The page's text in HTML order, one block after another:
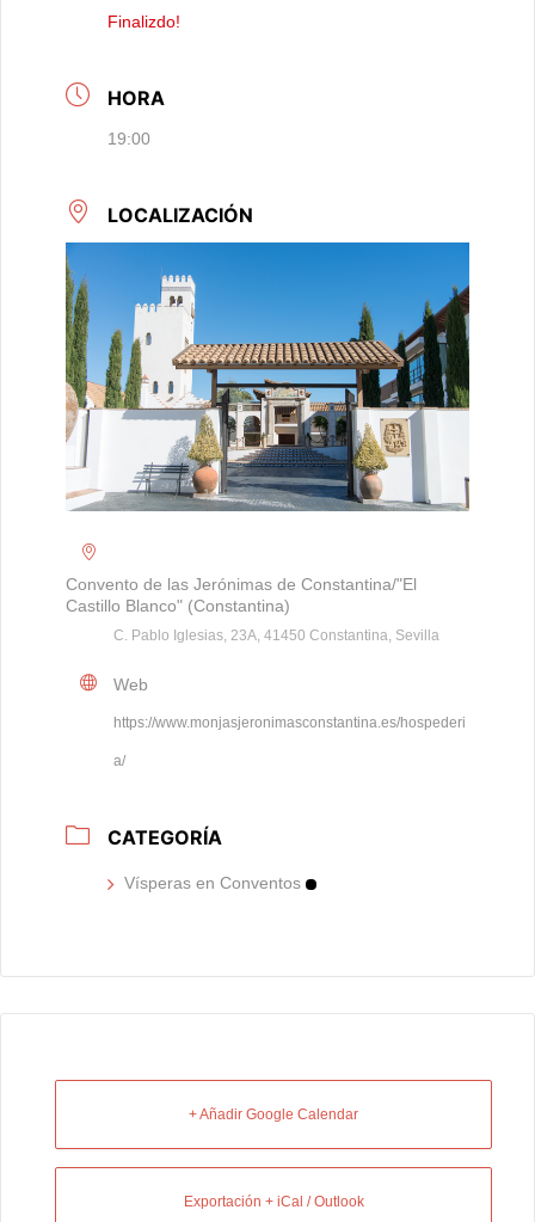
Finalizdo!
HORA
19:00
LOCALIZACIÓN
Convento de las Jerónimas de Constantina/"El
Castillo Blanco" (Constantina)
C. Pablo Iglesias, 23A, 41450 Constantina, Sevilla
Web
https://www.monjasjeronimasconstantina.es/hospederi
a/
CATEGORÍA
Vísperas en Conventos
+ Añadir Google Calendar
Exportación + iCal / Outlook